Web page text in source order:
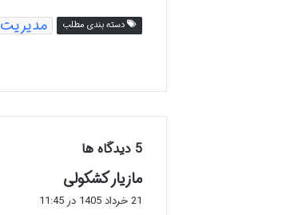
دسته بندی مطلب مدیریت
‫5 دیدگاه ها
مازیار کشکولی
ف
21 خرداد 1405 در 11:45